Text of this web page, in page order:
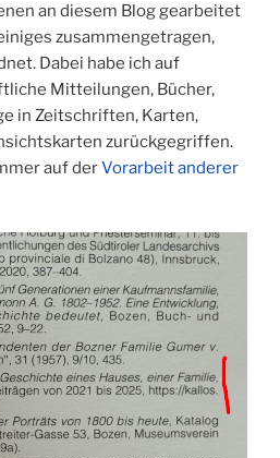
an diesem Blog gearbeitet
zusammengetragen,
Dabei habe ich auf
Mitteilungen, Bücher,
in Zeitschriften, Karten,
zurückgegriffen.
auf derVorarbeit anderer